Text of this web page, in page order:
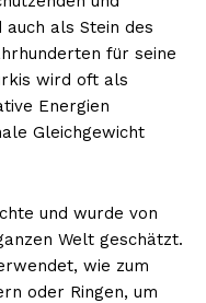
als Stein des
für seine
wird oft als
Energien
Gleichgewicht
und wurde von
Welt geschätzt.
wie zum
oder Ringen, um